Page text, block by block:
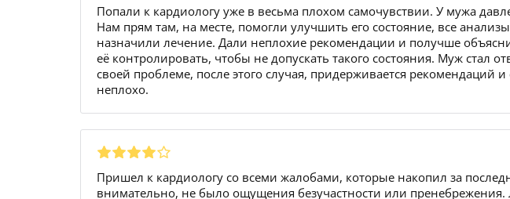
Попали к кардиологу уже в весьма плохом самочувствии. У мужа
Нам прям там, на месте, помогли улучшить его состояние, все
назначили лечение. Дали неплохие рекомендации и получше
её контролировать, чтобы не допускать такого состояния. Муж стал
своей проблеме, после этого случая, придерживается рекомендаций
неплохо.
Пришел к кардиологу со всеми жалобами, которые накопил за
внимательно, не было ощущения безучастности или